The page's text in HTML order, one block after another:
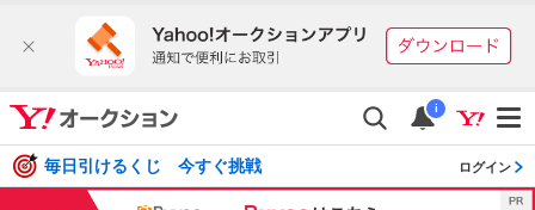
i
毎日引けるくじ 今すぐ挑戦 ログイン